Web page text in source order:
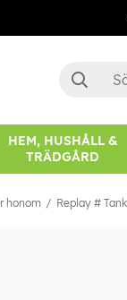
HEM, HUSHÅLL &
TRÄDGÅRD
honom Replay #